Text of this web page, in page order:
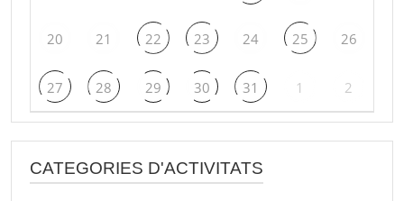
20 21 22 23 24 25 26
27 28 29 30 31 1 2
CATEGORIES D'ACTIVITATS